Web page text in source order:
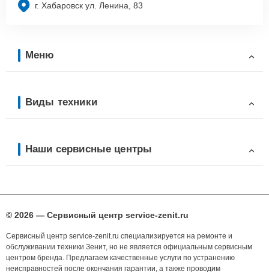
г. Хабаровск ул. Ленина, 83
Меню
Виды техники
Наши сервисные центры
© 2026 — Сервисный центр service-zenit.ru
Сервисный центр service-zenit.ru специализируется на ремонте и
обслуживании техники Зенит, но не является официальным сервисным
центром бренда. Предлагаем качественные услуги по устранению
неисправностей после окончания гарантии, а также проводим